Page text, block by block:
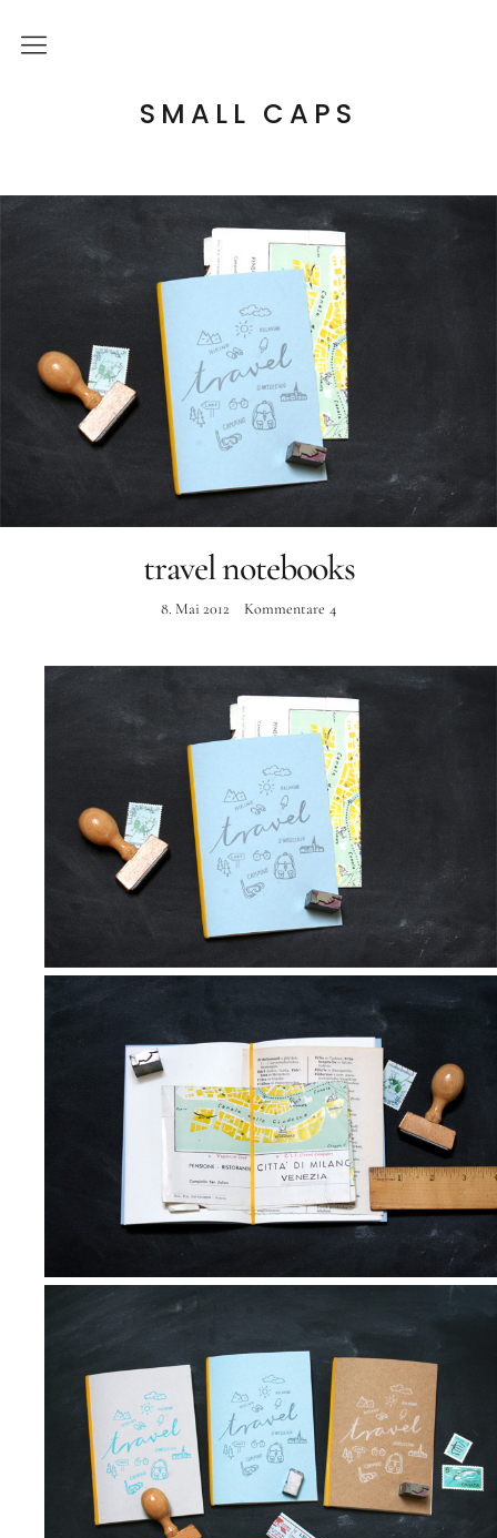
SMALL CAPS
Über mich
Letterpress Workshops
Online Kurs
Blog
travel notebooks
8. Mai 2012 Kommentare 4